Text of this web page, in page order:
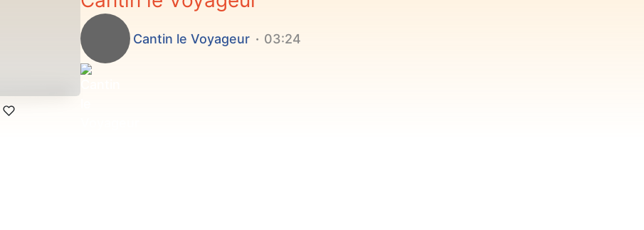
Cantin le Voyageur 03:24